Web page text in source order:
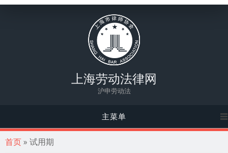
上海劳动法律网
沪申劳动法
主菜单
你在这里
首页» 试用期